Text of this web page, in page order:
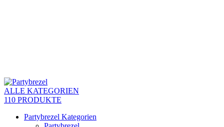
ALLE KATEGORIEN
110 PRODUKTE
Partybrezel Kategorien